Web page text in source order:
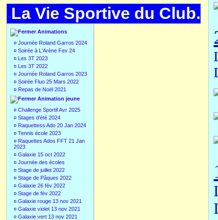
La Vie Sportive du Club.
Animations
¤ Journée Roland Garros 2024
¤ Soirée à L'Arène Fev 24
¤ Les 3T 2023
¤ Les 3T 2022
¤ Journée Roland Garros 2023
¤ Soirée Fluo 25 Mars 2022
¤ Repas de Noël 2021
Animation jeune
¤ Challenge Sportif Avr 2025
¤ Stages d'été 2024
¤ Raquettess Ado 20 Jan 2024
¤ Tennis école 2023
¤ Raquettes Ados FFT 21 Jan
2023
¤ Galaxie 15 oct 2022
¤ Journée des écoles
¤ Stage de juillet 2022
¤ Stage de Pâques 2022
¤ Galaxie 26 fév 2022
¤ Stage de fév 2022
¤ Galaxie rouge 13 nov 2021
¤ Galaxie violet 13 nov 2021
¤ Galaxie vert 13 nov 2021